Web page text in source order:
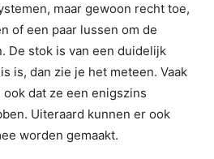
maar gewoon recht toe,
of een paar lussen om de
De stok is van een duidelijk
is, dan zie je het meteen. Vaak
dat ze een enigszins
Uiteraard kunnen er ook
worden gemaakt.